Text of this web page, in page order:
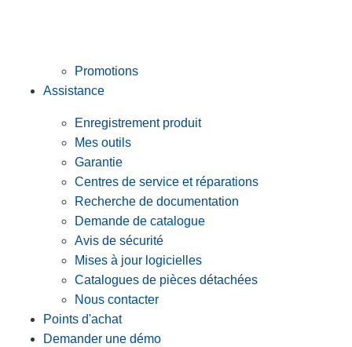
Promotions
Assistance
Enregistrement produit
Mes outils
Garantie
Centres de service et réparations
Recherche de documentation
Demande de catalogue
Avis de sécurité
Mises à jour logicielles
Catalogues de pièces détachées
Nous contacter
Points d'achat
Demander une démo